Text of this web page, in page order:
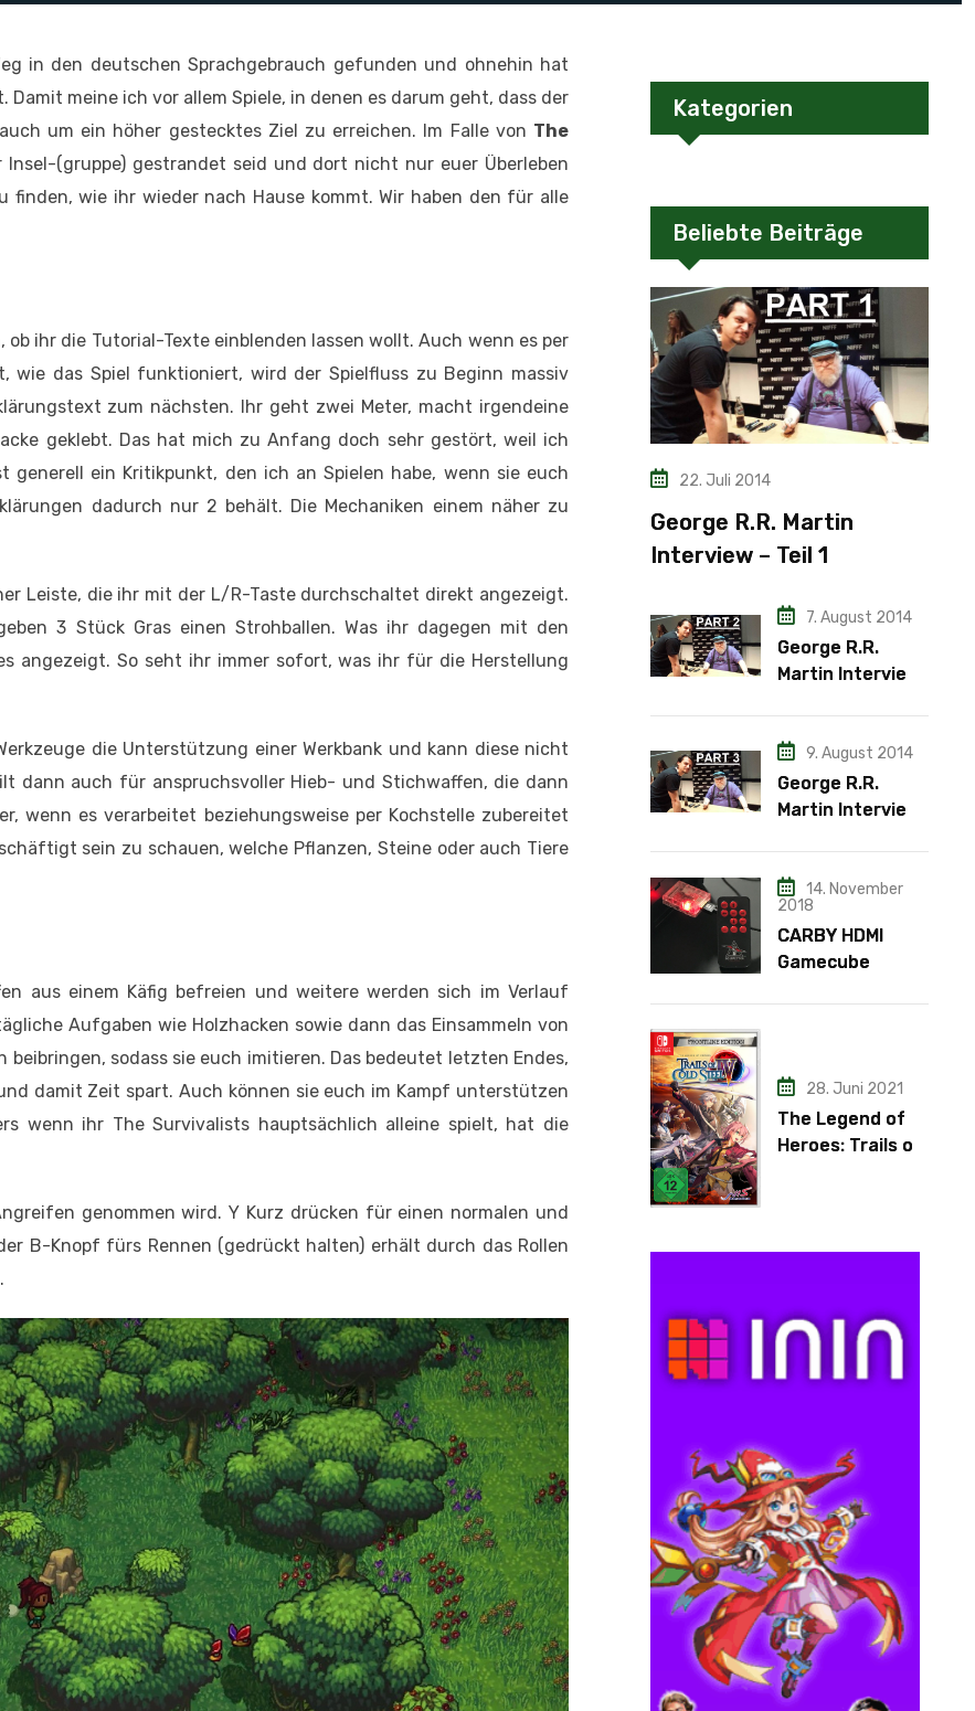
in den deutschen Sprachgebrauch gefunden und ohnehin hat
meine ich vor allem Spiele, in denen es darum geht, dass der
um ein höher gestecktes Ziel zu erreichen. Im Falle von The
(gruppe) gestrandet seid und dort nicht nur euer Überleben
wie ihr wieder nach Hause kommt. Wir haben den für alle
ihr die Tutorial-Texte einblenden lassen wollt. Auch wenn es per
wie das Spiel funktioniert, wird der Spielfluss zu Beginn massiv
zum nächsten. Ihr geht zwei Meter, macht irgendeine
geklebt. Das hat mich zu Anfang doch sehr gestört, weil ich
ein Kritikpunkt, den ich an Spielen habe, wenn sie euch
dadurch nur 2 behält. Die Mechaniken einem näher zu
Leiste, die ihr mit der L/R-Taste durchschaltet direkt angezeigt.
3 Stück Gras einen Strohballen. Was ihr dagegen mit den
angezeigt. So seht ihr immer sofort, was ihr für die Herstellung
die Unterstützung einer Werkbank und kann diese nicht
dann auch für anspruchsvoller Hieb- und Stichwaffen, die dann
wenn es verarbeitet beziehungsweise per Kochstelle zubereitet
sein zu schauen, welche Pflanzen, Steine oder auch Tiere
aus einem Käfig befreien und weitere werden sich im Verlauf
Aufgaben wie Holzhacken sowie dann das Einsammeln von
sodass sie euch imitieren. Das bedeutet letzten Endes,
damit Zeit spart. Auch können sie euch im Kampf unterstützen
wenn ihr The Survivalists hauptsächlich alleine spielt, hat die
genommen wird. Y Kurz drücken für einen normalen und
B-Knopf fürs Rennen (gedrückt halten) erhält durch das Rollen
Kategorien
Beliebte Beiträge
22. Juli 2014
George R.R. Martin
Interview – Teil 1
7. August 2014
George R.R.
Martin Interview
9. August 2014
George R.R.
Martin Interview
14. November
2018
CARBY HDMI
Gamecube
28. Juni 2021
The Legend of
Heroes: Trails of